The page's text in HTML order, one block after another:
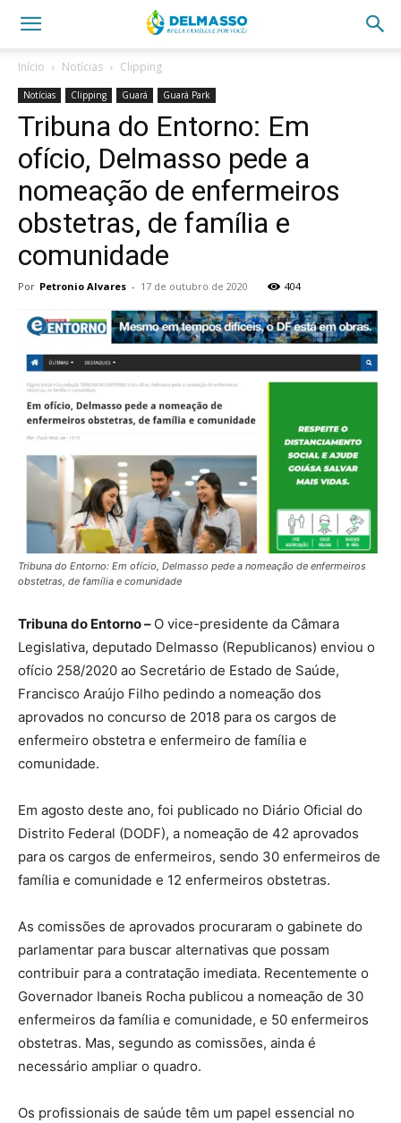
Início Notícias Clipping
Notícias Clipping Guará Guará Park
Tribuna do Entorno: Em
ofício, Delmasso pede a
nomeação de enfermeiros
obstetras, de família e
comunidade
Por Petronio Alvares - 17 de outubro de 2020 404
Tribuna do Entorno: Em ofício, Delmasso pede a nomeação de enfermeiros
obstetras, de família e comunidade
Tribuna do Entorno – O vice-presidente da Câmara
Legislativa, deputado Delmasso (Republicanos) enviou o
ofício 258/2020 ao Secretário de Estado de Saúde,
Francisco Araújo Filho pedindo a nomeação dos
aprovados no concurso de 2018 para os cargos de
enfermeiro obstetra e enfermeiro de família e
comunidade.
Em agosto deste ano, foi publicado no Diário Oficial do
Distrito Federal (DODF), a nomeação de 42 aprovados
para os cargos de enfermeiros, sendo 30 enfermeiros de
família e comunidade e 12 enfermeiros obstetras.
As comissões de aprovados procuraram o gabinete do
parlamentar para buscar alternativas que possam
contribuir para a contratação imediata. Recentemente o
Governador Ibaneis Rocha publicou a nomeação de 30
enfermeiros da família e comunidade, e 50 enfermeiros
obstetras. Mas, segundo as comissões, ainda é
necessário ampliar o quadro.
Os profissionais de saúde têm um papel essencial no